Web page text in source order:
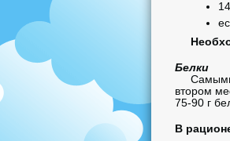
Белки
Самыми
втором
75-90 г
В